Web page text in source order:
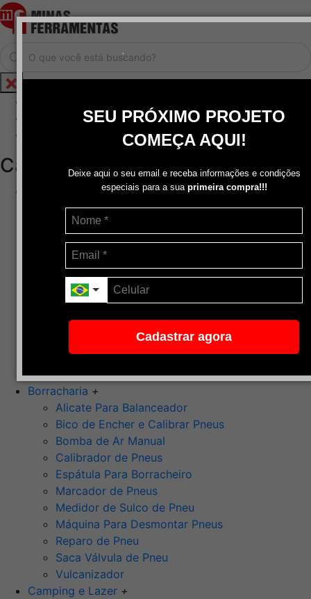
.
SEU PRÓXIMO PROJETO
COMEÇA AQUI!
Deixe aqui o seu email e receba informações e condições
especiais para a sua primeira compra!!!
Cadastrar agora
Cadastrar / Logar
Central de Atendimento
Categorias
Disco de Corte
Disco de Corte e Desbaste-Dupla Aplicação
Disco de Desbaste
Escovas de Aço
Escovas de Latão
Lixas
Pasta Para Assentar Válvula
Pedra de Afiar
Ponta Montada (Oxido de Alumínio)
Rebolos
Borracharia +
Alicate Para Balanceador
Bico de Encher e Calibrar Pneus
Bomba de Ar Manual
Calibrador de Pneus
Espátula Para Borracheiro
Marcador de Pneus
Medidor de Sulco de Pneu
Máquina Para Desmontar Pneus
Reparo de Pneu
Saca Válvula de Pneu
Vulcanizador
Camping e Lazer +